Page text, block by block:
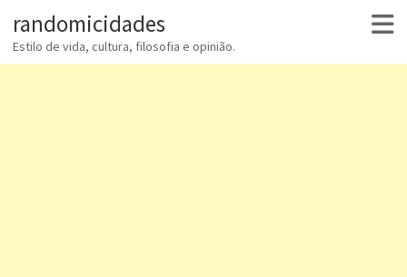
randomicidades
Estilo de vida, cultura, filosofia e opinião.